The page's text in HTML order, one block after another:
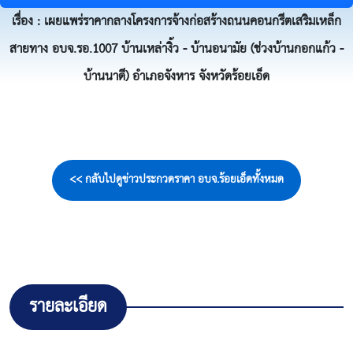
เรื่อง : เผยแพร่ราคากลางโครงการจ้างก่อสร้างถนนคอนกรีตเสริมเหล็ก
สายทาง อบจ.รอ.1007 บ้านเหล่างิ้ว - บ้านอนามัย (ช่วงบ้านกอกแก้ว -
บ้านนาดี) อำเภอจังหาร จังหวัดร้อยเอ็ด
<< กลับไปดูข่าวประกวดราคา อบจ.ร้อยเอ็ดทั้งหมด
รายละเอียด